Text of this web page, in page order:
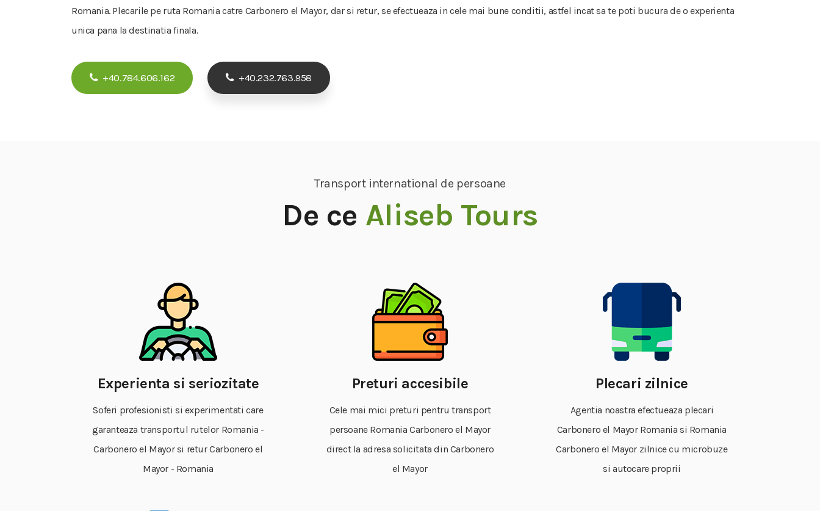
Romania. Plecarile pe ruta Romania catre Carbonero el Mayor, dar si retur, se efectueaza in cele mai bune conditii, astfel incat sa te poti bucura de o experienta
unica pana la destinatia finala.
+40.784.606.162 +40.232.763.958
Transport international de persoane
De ce Aliseb Tours
Experienta si seriozitate
Soferi profesionisti si experimentati care
garanteaza transportul rutelor Romania -
Carbonero el Mayor si retur Carbonero el
Mayor - Romania
Preturi accesibile
Cele mai mici preturi pentru transport
persoane Romania Carbonero el Mayor
direct la adresa solicitata din Carbonero
el Mayor
Plecari zilnice
Agentia noastra efectueaza plecari
Carbonero el Mayor Romania si Romania
Carbonero el Mayor zilnice cu microbuze
si autocare proprii